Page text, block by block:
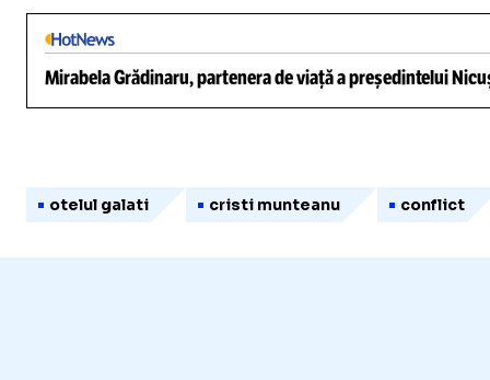
Mirabela Grădinaru, partenera de viață a președintelui
otelul galati cristi munteanu conflict